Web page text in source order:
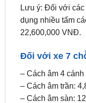
Lưu ý: Đối với
dụng nhiều tấm
22,600,000 VNĐ.
Đối với xe 7
– Cách âm 4
– Cách âm trần:
– Cách âm sàn: